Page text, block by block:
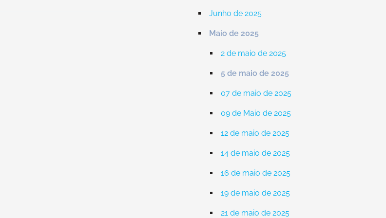
Junho de 2025
Maio de 2025
2 de maio de 2025
5 de maio de 2025
07 de maio de 2025
09 de Maio de 2025
12 de maio de 2025
14 de maio de 2025
16 de maio de 2025
19 de maio de 2025
21 de maio de 2025